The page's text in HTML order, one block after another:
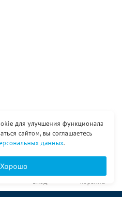
для улучшения функционала
сайтом, вы соглашаетесь
данных.
Хорошо